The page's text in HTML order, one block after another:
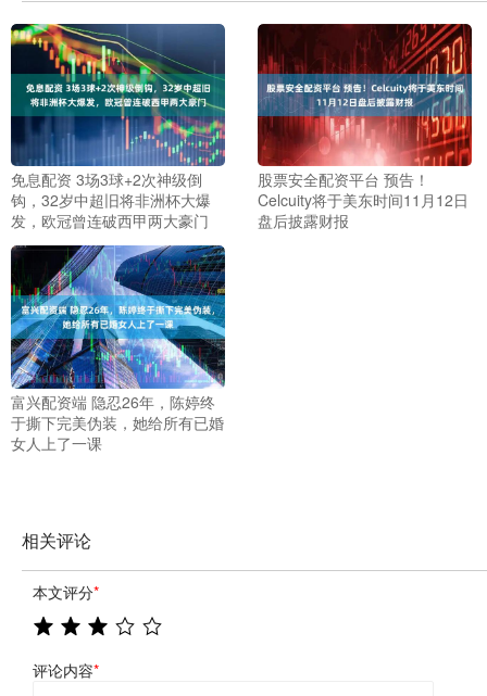
免息配资 3场3球+2次神级倒
钩，32岁中超旧将非洲杯大爆
发，欧冠曾连破西甲两大豪门
股票安全配资平台 预告！
Celcuity将于美东时间11月12日
盘后披露财报
富兴配资端 隐忍26年，陈婷终
于撕下完美伪装，她给所有已婚
女人上了一课
相关评论
本文评分*
评论内容*